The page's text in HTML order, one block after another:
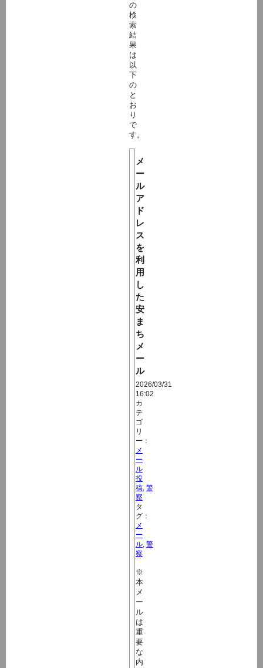
の
検
索
結
果
は
以
下
の
と
お
り
で
す。
メ
ー
ル
ア
ド
レ
ス
を
利
用
し
た
安
ま
ち
メ
ー
ル
2026/03/31
16:02
カ
テ
ゴ
リ
ー：
メ
ー
ル
投
稿 警
察
タ
グ：
メ
ー
ル 警
察
※
本
メ
ー
ル
は
重
要
な
内